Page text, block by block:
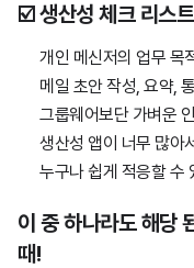
☑️ 생산성 체크 리스트
개인 메신저의 업무 목
메일 초안 작성, 요약,
그룹웨어보단 가벼운
생산성 앱이 너무 많아
누구나 쉽게 적응할 수
이 중 하나라도 해당
때!